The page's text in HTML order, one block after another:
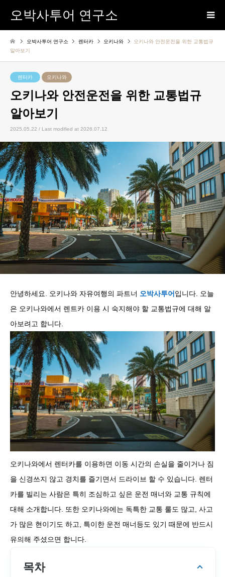
오박사투어 연구소
오박사투어 연구소 렌터카 오키나와
오키나와 안전운전을 위한 교통법규
알아보기
렌터카 오키나와
오키나와 안전운전을 위한 교통법규
알아보기
2025.05.22 / Last modified at 2026.07.12
안녕하세요. 오키나와 자유여행의 파트너 오박사투어 입니다. 오늘
은 오키나와에서 렌트카 이용 시 숙지해야 할 교통법규에 대해 알
아보려고 합니다.
오키나와에서 렌터카를 이용하면 이동 시간의 손실을 줄이거나 짐
을 신경쓰지 않고 경치를 즐기면서 드라이브 할 수 있습니다. 렌터
카를 빌리는 사람은 특히 조심하고 싶은 운전 매너와 교통 규칙에
대해 소개합니다. 또한 오키나와에는 독특한 교통 룰도 많고, 사고
가 많은 현이기도 하고, 특이한 운전 매너등도 있기 때문에 반드시
유의해 주셨으면 합니다.
목차